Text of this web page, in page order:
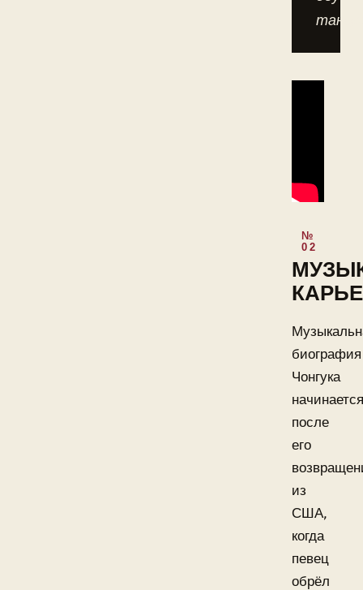
биография
Чонгука
начинается
после
его
из
США,
когда
певец
обрёл